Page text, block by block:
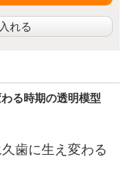
れる
る時期の透明模型
歯に生え変わる